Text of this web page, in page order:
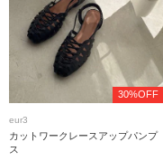
30%OFF
eur3
カットワークレースアップパンプ
ス